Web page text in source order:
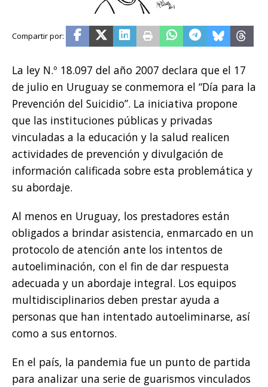
La ley N.º 18.097 del año 2007 declara que el 17
de julio en Uruguay se conmemora el “Día para la
Prevención del Suicidio”. La iniciativa propone
que las instituciones públicas y privadas
vinculadas a la educación y la salud realicen
actividades de prevención y divulgación de
información calificada sobre esta problemática y
su abordaje.
Al menos en Uruguay, los prestadores están
obligados a brindar asistencia, enmarcado en un
protocolo de atención ante los intentos de
autoeliminación, con el fin de dar respuesta
adecuada y un abordaje integral. Los equipos
multidisciplinarios deben prestar ayuda a
personas que han intentado autoeliminarse, así
como a sus entornos.
En el país, la pandemia fue un punto de partida
para analizar una serie de guarismos vinculados